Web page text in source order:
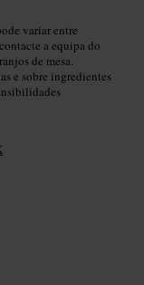
variar entre
a equipa do
de mesa.
e sobre ingredientes